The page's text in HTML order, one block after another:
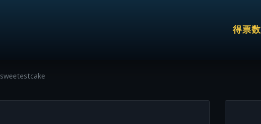
得票数
sweetestcake